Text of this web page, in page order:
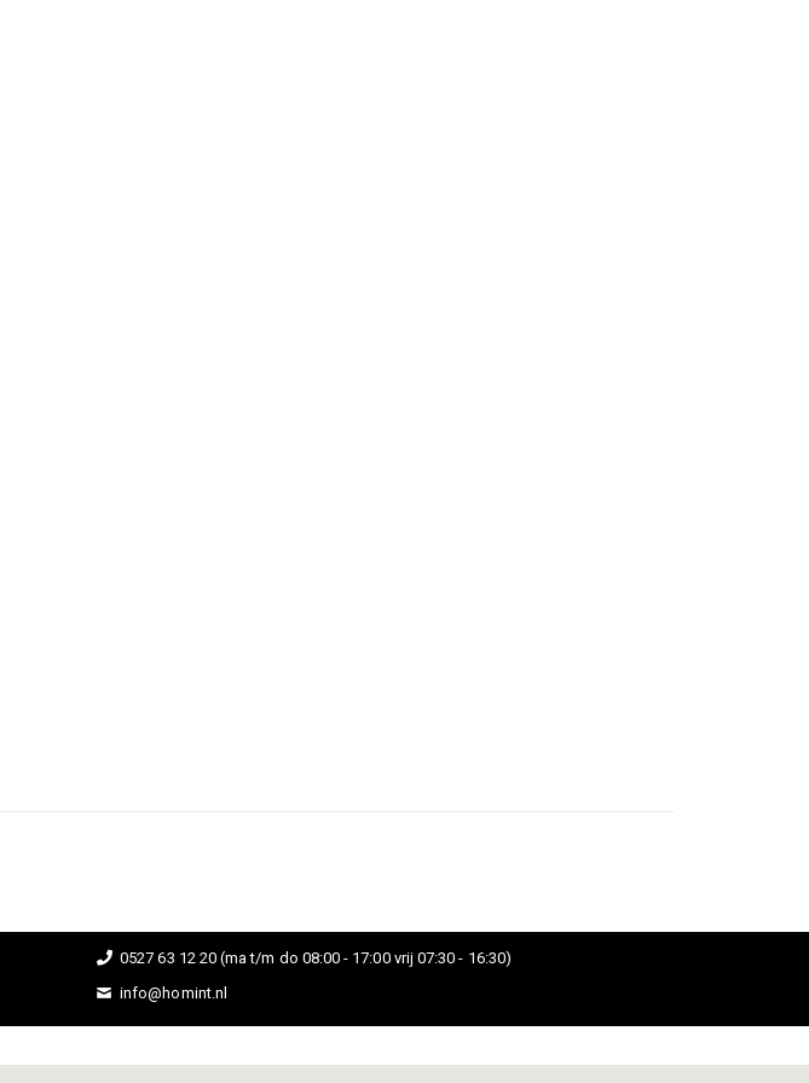
0527 63 12 20 (ma t/m do 08:00 - 17:00 vrij 07:30 - 16:30)
info@homint.nl